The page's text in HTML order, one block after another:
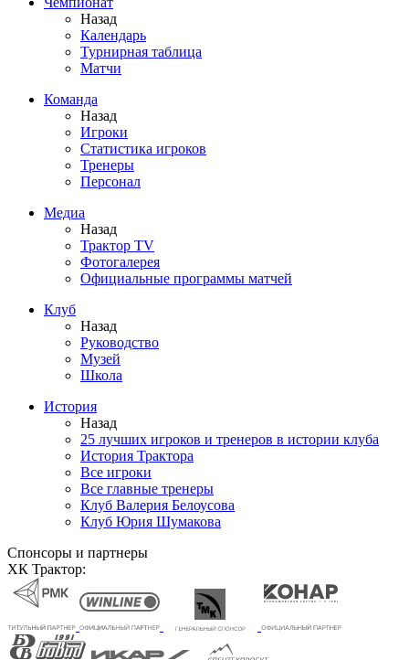
Назад
Календарь
Турнирная таблица
Матчи
Команда
Назад
Игроки
Статистика игроков
Тренеры
Персонал
Медиа
Назад
Трактор TV
Фотогалерея
Официальные программы матчей
Клуб
Назад
Руководство
Музей
Школа
История
Назад
25 лучших игроков и тренеров в истории клуба
История Трактора
Все игроки
Все главные тренеры
Клуб Валерия Белоусова
Клуб Юрия Шумакова
Спонсоры и партнеры
ХК Трактор: